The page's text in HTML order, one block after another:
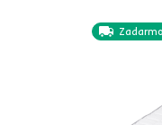
Zadarmo